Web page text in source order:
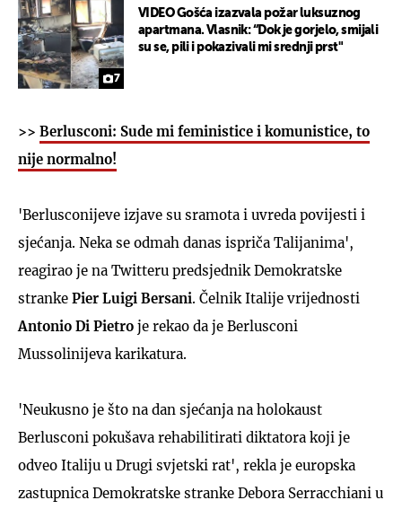
7
VIDEO Gošća izazvala požar luksuznog
apartmana. Vlasnik: “Dok je gorjelo, smijali
su se, pili i pokazivali mi srednji prst"
>> Berlusconi: Sude mi feministice i komunistice, to
nije normalno!
'Berlusconijeve izjave su sramota i uvreda povijesti i
sjećanja. Neka se odmah danas ispriča Talijanima',
reagirao je na Twitteru predsjednik Demokratske
stranke Pier Luigi Bersani. Čelnik Italije vrijednosti
Antonio Di Pietro je rekao da je Berlusconi
Mussolinijeva karikatura.
'Neukusno je što na dan sjećanja na holokaust
Berlusconi pokušava rehabilitirati diktatora koji je
odveo Italiju u Drugi svjetski rat', rekla je europska
zastupnica Demokratske stranke Debora Serracchiani u